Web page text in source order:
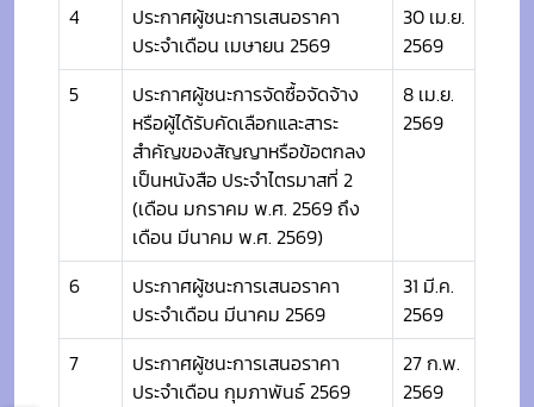
4
ประกาศผู้ชนะการเสนอราคา
ประจำเดือน เมษายน 2569
30 เม.ย.
2569
5
ประกาศผู้ชนะการจัดซื้อจัดจ้าง
หรือผู้ได้รับคัดเลือกและสาระ
สำคัญของสัญญาหรือข้อตกลง
เป็นหนังสือ ประจำไตรมาสที่ 2
(เดือน มกราคม พ.ศ. 2569 ถึง
เดือน มีนาคม พ.ศ. 2569)
8 เม.ย.
2569
6
ประกาศผู้ชนะการเสนอราคา
ประจำเดือน มีนาคม 2569
31 มี.ค.
2569
7
ประกาศผู้ชนะการเสนอราคา
ประจำเดือน กุมภาพันธ์ 2569
27 ก.พ.
2569